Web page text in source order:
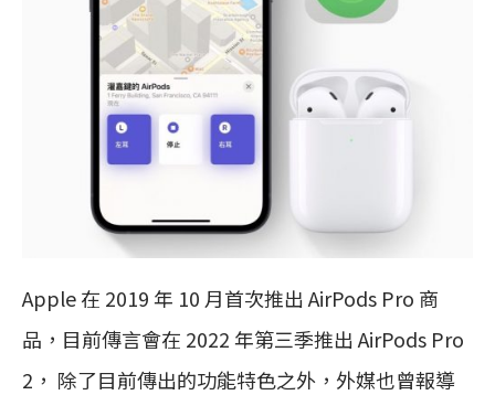
Apple 在 2019 年 10 月首次推出 AirPods Pro 商
品，目前傳言會在 2022 年第三季推出 AirPods Pro
2， 除了目前傳出的功能特色之外，外媒也曾報導